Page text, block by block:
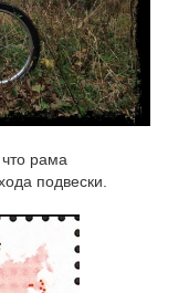
рама
подвески.